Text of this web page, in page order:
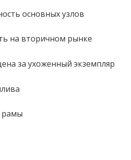
основных узлов
на вторичном рынке
за ухоженный экземпляр
рамы